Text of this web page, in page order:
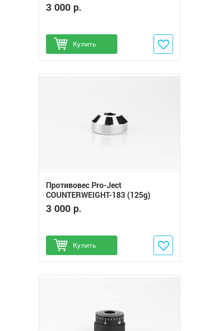
3 000 р.
Купить
Добавить в избранное
Противовес Pro-Ject
COUNTERWEIGHT-183 (125g)
3 000 р.
Купить
Добавить в избранное